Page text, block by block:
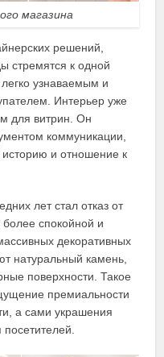
магазина
решений,
стремятся к одной
узнаваемым и
Интерьер уже
для витрин. Он
коммуникации,
и отношение к
лет стал отказ от
спокойной и
декоративных
натуральный камень,
поверхности. Такое
премиальности
а сами украшения